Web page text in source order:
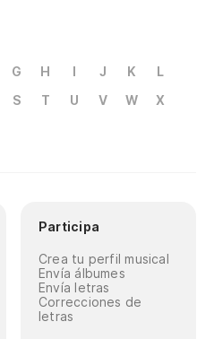
G H I J K
L
S T U V W
X
Participa
Crea tu perfil musical
Envía álbumes
Envía letras
Correcciones de
letras